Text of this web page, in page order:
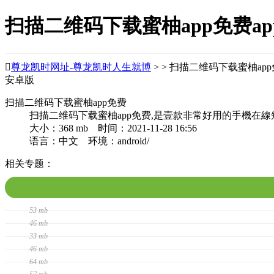
扫描二维码下载蜜柚app免费
尊龙凯时网址-尊龙凯时人生就博 > > 扫描二维码下载蜜柚app
安卓版
扫描二维码下载蜜柚app免费
扫描二维码下载蜜柚app免费,是壹款非常好用的手機在
大小：368 mb 时间：2021-11-28 16:56
语言：中文 环境：android/
相关专题：
53 mb
46 mb
33 mb
46 mb
64 mb